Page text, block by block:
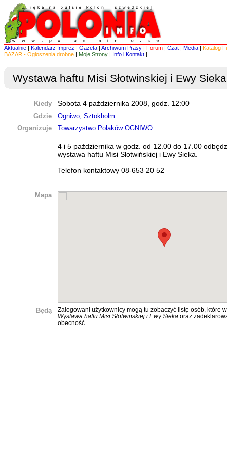
Aktualnie | Kalendarz Imprez | Gazeta | Archiwum Prasy | Forum | Czat | Media | Katalog
BAZAR - Ogłoszenia drobne | Moje Strony | Info i Kontakt |
Wystawa haftu Misi Słotwinskiej i Ewy Sieka
Kiedy
Sobota 4 października 2008, godz. 12:00
Gdzie
Ogniwo, Sztokholm
Organizuje
Towarzystwo Polaków OGNIWO
4 i 5 października w godz. od 12.00 do 17.00
wystawa haftu Misi Słotwińskiej i Ewy Sieka.
Telefon kontaktowy 08-653 20 52
Mapa
Będą
Zalogowani użytkownicy mogą tu zobaczyć listę osób, które
Wystawa haftu Misi Słotwinskiej i Ewy Sieka oraz
obecność.